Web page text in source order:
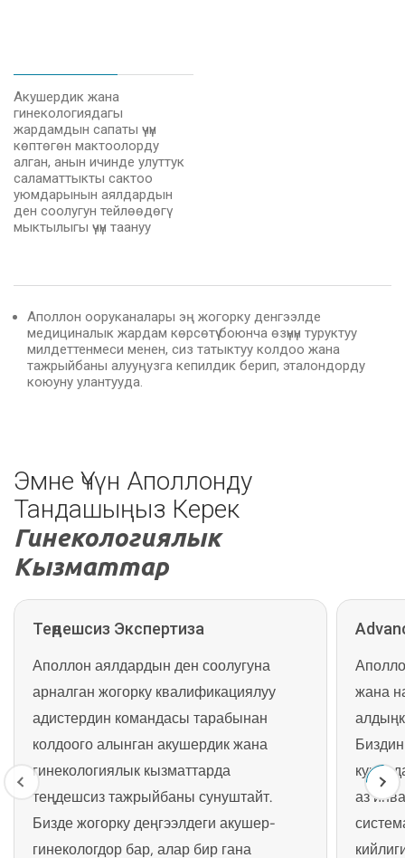
Акушердик жана
гинекологиядагы
жардамдын сапаты үчүн
көптөгөн мактоолорду
алган, анын ичинде улуттук
саламаттыкты сактоо
уюмдарынын аялдардын
ден соолугун тейлөөдөгү
мыктылыгы үчүн таануу
Аполлон ооруканалары эң жогорку денгээлде
медициналык жардам көрсөтүү боюнча өзүнүн туруктуу
милдеттенмеси менен, сиз татыктуу колдоо жана
тажрыйбаны алууңузга кепилдик берип, эталондорду
коюуну улантууда.
Эмне Үчүн Аполлонду
Тандашыңыз Керек
Гинекологиялык
Кызматтар
Теңдешсиз Экспертиза
Аполлон аялдардын ден соолугуна
арналган жогорку квалификациялуу
адистердин командасы тарабынан
колдоого алынган акушердик жана
гинекологиялык кызматтарда
теңдешсиз тажрыйбаны сунуштайт.
Бизде жогорку деңгээлдеги акушер-
гинекологдор бар, алар бир гана
жана
аз